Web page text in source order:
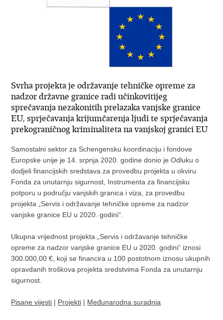
Svrha projekta je održavanje tehničke opreme za
nadzor državne granice radi učinkovitijeg
sprečavanja nezakonitih prelazaka vanjske granice
EU, sprječavanja krijumčarenja ljudi te sprječavanja
prekograničnog kriminaliteta na vanjskoj granici EU
Samostalni sektor za Schengensku koordinaciju i fondove
Europske unije je 14. srpnja 2020. godine donio je Odluku o
dodjeli financijskih sredstava za provedbu projekta u okviru
Fonda za unutarnju sigurnost, Instrumenta za financijsku
potporu u području vanjskih granica i viza, za provedbu
projekta „Servis i održavanje tehničke opreme za nadzor
vanjske granice EU u 2020. godini“.
Ukupna vrijednost projekta „Servis i održavanje tehničke
opreme za nadzor vanjske granice EU u 2020. godini“ iznosi
300.000,00 €, koji se financira u 100 postotnom iznosu ukupnih
opravdanih troškova projekta sredstvima Fonda za unutarnju
sigurnost.
Pisane vijesti | Projekti | Međunarodna suradnja